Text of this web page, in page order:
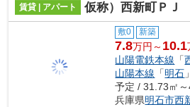
賃貸 | アパート 仮称）西新町ＰＪ
敷0 新築
7.8万円～ 10.1
山陽電鉄本線 「
山陽本線 「明石
予定 / 31.73㎡
兵庫県明石市西